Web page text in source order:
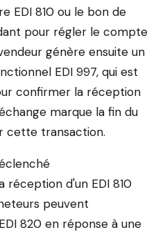
EDI 810 ou le bon de
pour régler le compte
génère ensuite un
EDI 997, qui est
confirmer la réception
marque la fin du
cette transaction.
d'un EDI 810
peuvent
820 en réponse à une